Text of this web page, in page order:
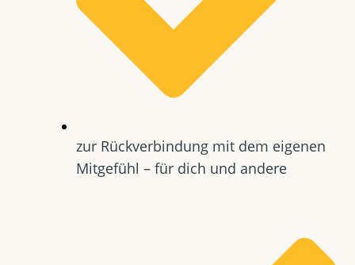
zur Rückverbindung mit dem eigenen
Mitgefühl – für dich und andere